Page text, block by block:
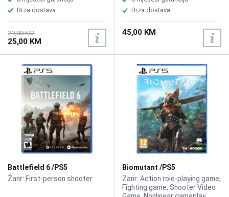
Brza dostava
29,00 KM
25,00 KM
Brza dostava
45,00 KM
Battlefield 6 /PS5
Žanr: First-person shooter
Biomutant /PS5
Zanr: Action role-playing game,
Fighting game, Shooter Video